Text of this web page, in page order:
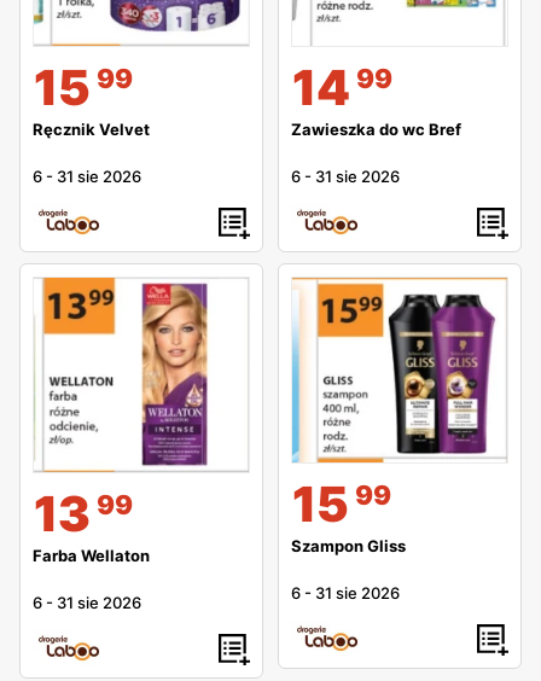
15 99
Ręcznik Velvet
6 - 31 sie 2026
14 99
Zawieszka do wc Bref
6 - 31 sie 2026
13 99
Farba Wellaton
6 - 31 sie 2026
15 99
Szampon Gliss
6 - 31 sie 2026